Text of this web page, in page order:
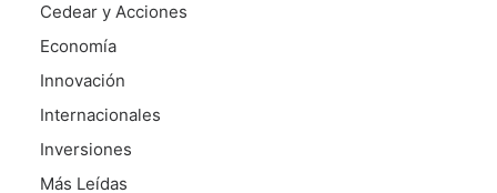
Cedear y Acciones
Economía
Innovación
Internacionales
Inversiones
Más Leídas